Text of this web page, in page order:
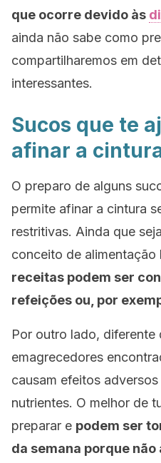
que ocorre devido às
ainda não sabe como
compartilharemos em
interessantes.
Sucos que te
afinar a
O preparo de alguns
permite afinar a cintura
restritivas. Ainda que
conceito de alimentação
receitas podem ser
refeições ou, por
Por outro lado,
emagrecedores
causam efeitos
nutrientes. O melhor de
preparar e podem ser
da semana porque